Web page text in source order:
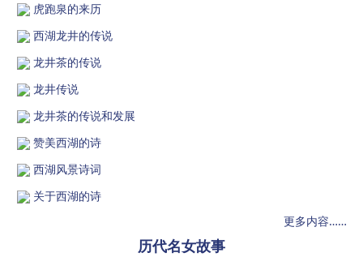
虎跑泉的来历
西湖龙井的传说
龙井茶的传说
龙井传说
龙井茶的传说和发展
赞美西湖的诗
西湖风景诗词
关于西湖的诗
更多内容……
历代名女故事